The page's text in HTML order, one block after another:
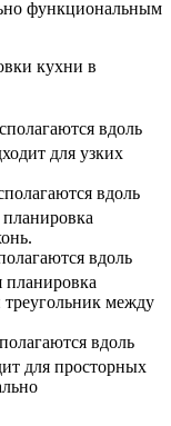
функциональным
кухни в
вдоль
для узких
вдоль
вдоль
планировка
треугольник между
вдоль
для просторных